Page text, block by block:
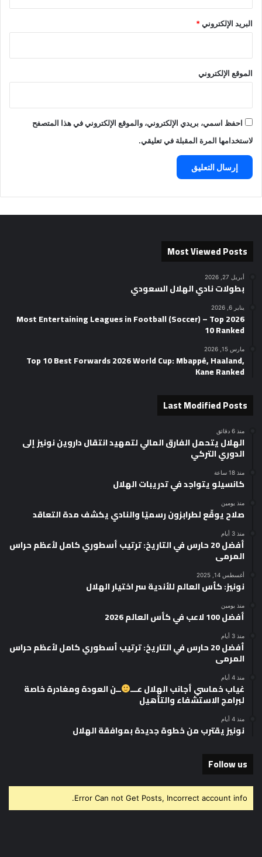
البريد الإلكتروني*
الموقع الإلكتروني
احفظ اسمي، بريدي الإلكتروني، والموقع الإلكتروني في هذا المتصفح
لاستخدامها المرة المقبلة في تعليقي.
Most Viewed Posts
أبريل 27, 2026
بطولات نادي الهلال السعودي
يناير 6, 2026
2026 Most Entertaining Leagues in Football (Soccer) – Top
10 Ranked
مارس 15, 2026
Top 10 Best Forwards 2026 World Cup: Mbappé, Haaland,
Kane Ranked
Last Modified Posts
منذ 6 دقائق
الهلال يتحمل الفارق المالي لتمهيد انتقال داروين نونيز إلى
الدوري التركي
منذ 18 ساعة
كانسيلو يتواجد في تدريبات الهلال
منذ يومين
صلاح يوقّع لطرابزون رسميًا والنادي يكشف مدة التعاقد
منذ 3 أيام
أفضل 20 حارس في التاريخ: ترتيب أسطوري كامل لأعظم حراس
المرمى
أغسطس 14, 2025
نونيز: كأس العالم للأندية سر اختيار الهلال
منذ يومين
أفضل 100 لاعب في كأس العالم 2026
منذ 3 أيام
أفضل 20 حارس في التاريخ: ترتيب أسطوري كامل لأعظم حراس
المرمى
منذ 4 أيام
غياب خماسي أجانب الهلال عـــ ــن العودة ومغادرة خاصة
لبرامج الاستشفاء والتأهيل
منذ 4 أيام
نونيز يقترب من خطوة جديدة بموافقة الهلال
Follow us
Error Can not Get Posts, Incorrect account info.